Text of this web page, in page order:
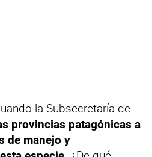
la Subsecretaría de
provincias patagónicas a
de manejo y